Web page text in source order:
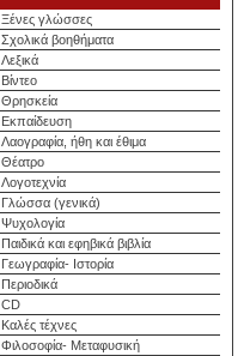
Ξένες γλώσσες
Σχολικά βοηθήματα
Λεξικά
Βίντεο
Θρησκεία
Εκπαίδευση
Λαογραφία, ήθη και έθιμα
Θέατρο
Λογοτεχνία
Γλώσσα (γενικά)
Ψυχολογία
Παιδικά και εφηβικά βιβλία
Γεωγραφία- Ιστορία
Περιοδικά
CD
Καλές τέχνες
Φιλοσοφία- Μεταφυσική